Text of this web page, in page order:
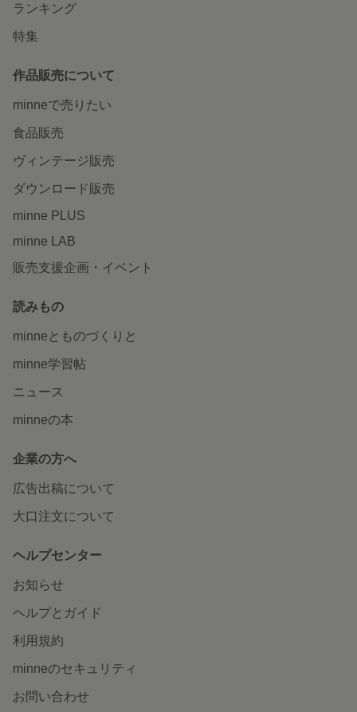
ランキング
特集
作品販売について
minneで売りたい
食品販売
ヴィンテージ販売
ダウンロード販売
minne PLUS
minne LAB
販売支援企画・イベント
読みもの
minneとものづくりと
minne学習帖
ニュース
minneの本
企業の方へ
広告出稿について
大口注文について
ヘルプセンター
お知らせ
ヘルプとガイド
利用規約
minneのセキュリティ
お問い合わせ